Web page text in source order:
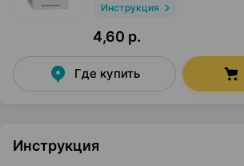
Инструкция
4,60 р.
Где купить
Инструкция